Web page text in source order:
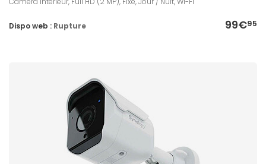
99€95
Dispo web : Rupture